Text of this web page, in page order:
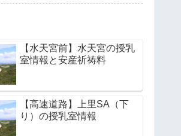
【水天宮前】水天宮の授乳
室情報と安産祈祷料
【高速道路】上里SA（下
り）の授乳室情報